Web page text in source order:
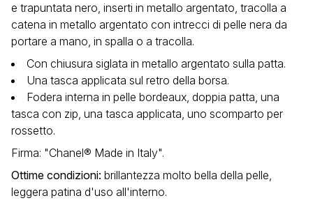
e trapuntata nero, inserti in metallo argentato, tracolla a
catena in metallo argentato con intrecci di pelle nera da
portare a mano, in spalla o a tracolla.
Con chiusura siglata in metallo argentato sulla patta.
Una tasca applicata sul retro della borsa.
Fodera interna in pelle bordeaux, doppia patta, una
tasca con zip, una tasca applicata, uno scomparto per
rossetto.
Firma: "Chanel® Made in Italy".
Ottime condizioni: brillantezza molto bella della pelle,
leggera patina d'uso all'interno.